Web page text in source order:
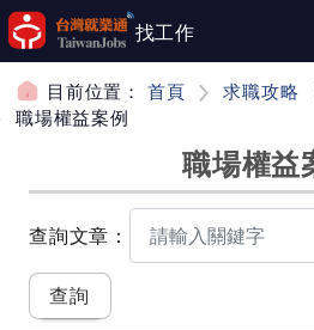
跳到主要內容
找工作
目前位置： 首頁 求職攻略
職場權益案例
職場權益
查詢文章：